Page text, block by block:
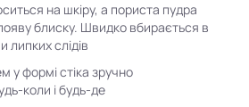
на шкіру, а пориста пудра
блиску. Швидко вбирається в
липких слідів
у формі стіка зручно
коли і будь-де